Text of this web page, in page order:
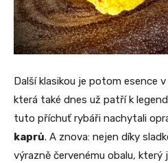
Další klasikou je potom esence
která také dnes už patří k
tuto příchuť rybáři nachytali
kaprů. A znova: nejen díky
výrazně červenému obalu, který